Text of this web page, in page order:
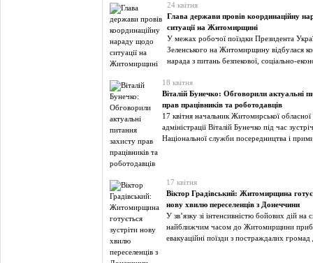
24 квітня
Глава держави провів координаційну
ситуації на Житомирщині
У межах робочої поїздки Президента
Зеленського на Житомирщину відбулася
нарада з питань безпекової, соціально-
18 квітня
Віталій Бунечко: Обговорили актуальні
прав працівників та роботодавців
17 квітня начальник Житомирської обласної
адміністрації Віталій Бунечко під час
Національної служби посередництва і
17 квітня
Віктор Градівський: Житомирщина
нову хвилю переселенців з Донеччини
У зв’язку зі інтенсивністю бойових дій на
найближчим часом до Житомирщини
евакуаційні поїзди з постраждалих